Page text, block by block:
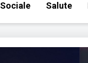
Sociale Salute